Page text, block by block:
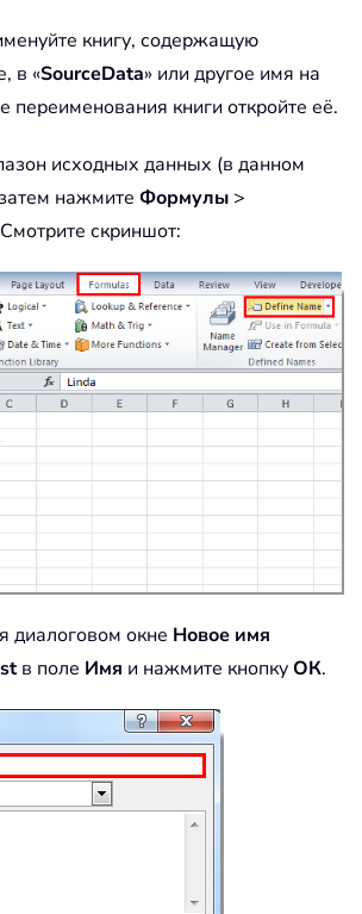
книгу, содержащую
в «SourceData» или другое имя на
книги откройте её.
исходных данных (в данном
нажмите Формулы >
скриншот:
диалоговом окне Новое имя
в поле Имя и нажмите кнопкуОК.